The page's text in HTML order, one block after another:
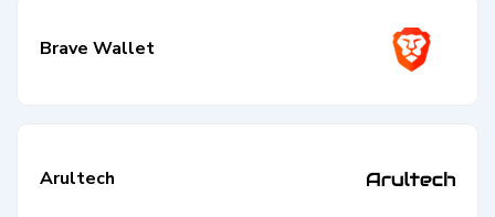
Brave Wallet
Arultech